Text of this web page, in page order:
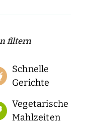
filtern
Schnelle
Gerichte
Vegetarische
Mahlzeiten